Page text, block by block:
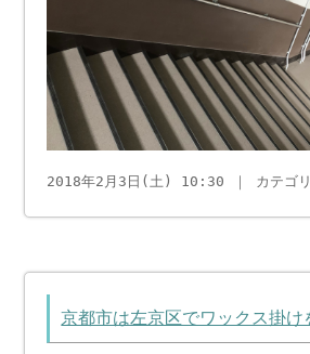
2018年2月3日(土) 10:30 ｜ カテゴ
京都市は左京区でワックス掛け